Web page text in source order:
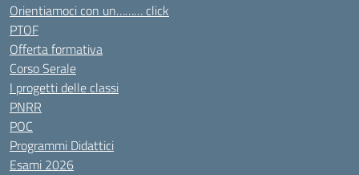
Orientiamoci con un……… click
PTOF
Offerta formativa
Corso Serale
I progetti delle classi
PNRR
POC
Programmi Didattici
Esami 2026